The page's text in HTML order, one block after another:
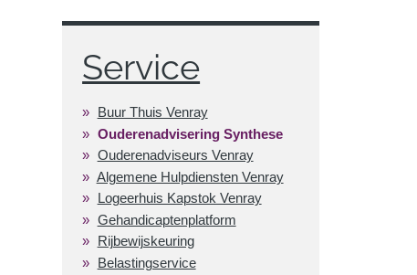
Service
Buur Thuis Venray
Ouderenadvisering Synthese
Ouderenadviseurs Venray
Algemene Hulpdiensten Venray
Logeerhuis Kapstok Venray
Gehandicaptenplatform
Rijbewijskeuring
Belastingservice